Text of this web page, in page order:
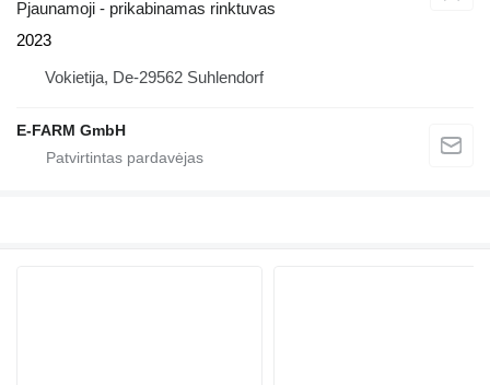
Pjaunamoji - prikabinamas rinktuvas
2023
Vokietija, De-29562 Suhlendorf
E-FARM GmbH